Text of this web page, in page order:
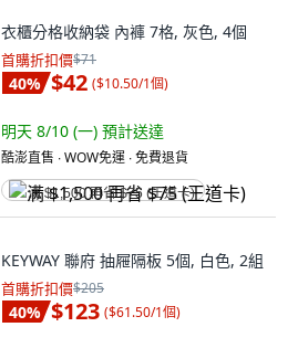
衣櫃分格收納袋 內褲 7格, 灰色, 4個
首購折扣價$71
40% $42 ($10.50/1個)
明天 8/10 (一) 預計送達
酷澎直售 ∙ WOW免運 ∙ 免費退貨
满 $1,500 再省 $75 (王道卡)
KEYWAY 聯府 抽屜隔板 5個, 白色, 2組
首購折扣價$205
40% $123 ($61.50/1個)